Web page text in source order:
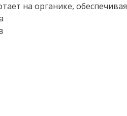
на органике, обеспечивая